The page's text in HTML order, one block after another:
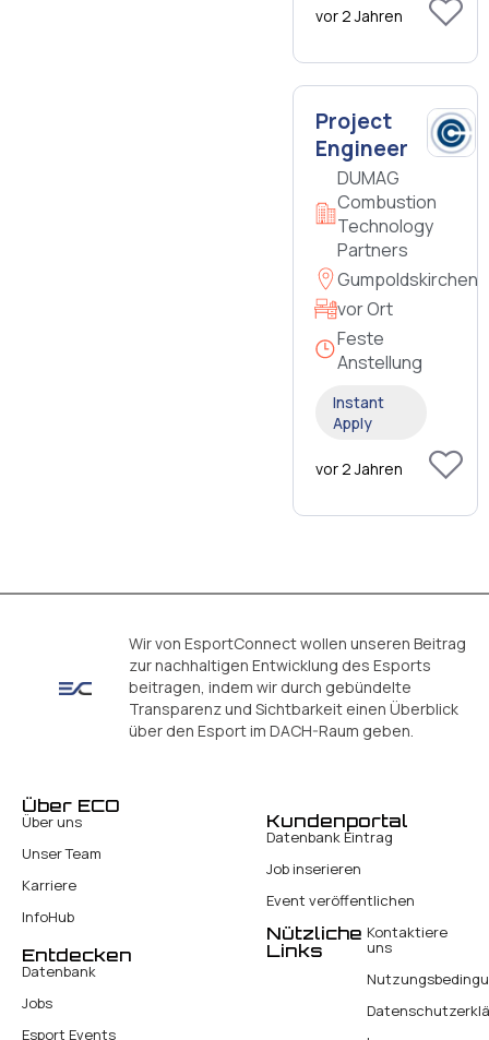
vor 2 Jahren
Project
Engineer
DUMAG
Combustion
Technology
Partners
Gumpoldskirchen
vor Ort
Feste
Anstellung
Instant
Apply
vor 2 Jahren
Wir von EsportConnect wollen unseren Beitrag
zur nachhaltigen Entwicklung des Esports
beitragen, indem wir durch gebündelte
Transparenz und Sichtbarkeit einen Überblick
über den Esport im DACH-Raum geben.
Über ECO
Über uns
Unser Team
Karriere
InfoHub
Kundenportal
Datenbank Eintrag
Job inserieren
Event veröffentlichen
Entdecken
Datenbank
Jobs
Esport Events
Nützliche
Links
Kontaktiere
uns